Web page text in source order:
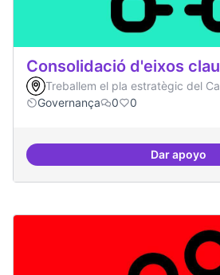
Consolidació d'eixos clau
Treballem el pla estratègic del
Governança
0 0
Dar apoyo